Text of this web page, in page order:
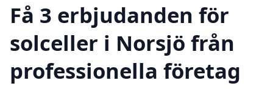
Få 3 erbjudanden för
solceller i Norsjö från
professionella företag